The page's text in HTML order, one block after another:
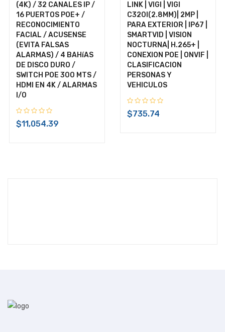
(4K) / 32 CANALES IP /
16 PUERTOS POE+ /
RECONOCIMIENTO
FACIAL / ACUSENSE
(EVITA FALSAS
ALARMAS) / 4 BAHíAS
DE DISCO DURO /
SWITCH POE 300 MTS /
HDMI EN 4K / ALARMAS
I/O
$11,054.39
LINK | VIGI | VIGI
C320I(2.8MM)| 2MP |
PARA EXTERIOR | IP67 |
SMARTVID | VISION
NOCTURNA| H.265+ |
CONEXION POE | ONVIF |
CLASIFICACION
PERSONAS Y
VEHICULOS
$735.74